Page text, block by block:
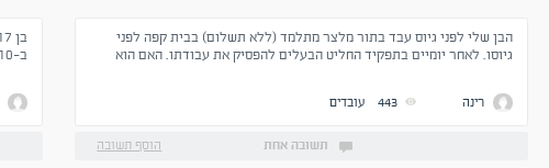
הבן שלי לפני גיוס עבד בתור מלצר מתלמד (ללא תשלום) בבית קפה לפני
גיוסו. לאחר יומיים בתפקיד החליט הבעלים להפסיק את עבודתו. האם הוא
רינה 443 עובדים
תשובה אחת הוסף תשובה
ב-10 שנים, מה הטיפ הכי חשוב בהקמת העסק?